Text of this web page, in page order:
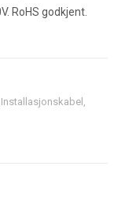
RoHS godkjent.
Installasjonskabel,